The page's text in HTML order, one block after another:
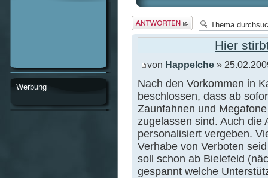
Antwort
erstellen
Hier
von Happelche »
Nach den Vorkommen in
beschlossen, dass ab
Zaunfahnen und
zugelassen sind. Auch die
personalisiert vergeben.
Verhabe von Verboten
soll schon ab Bielefeld
gespannt welche
Werbung